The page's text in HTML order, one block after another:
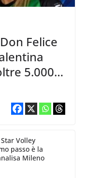
Felice
5.000
Volley
passo è la
Mileno